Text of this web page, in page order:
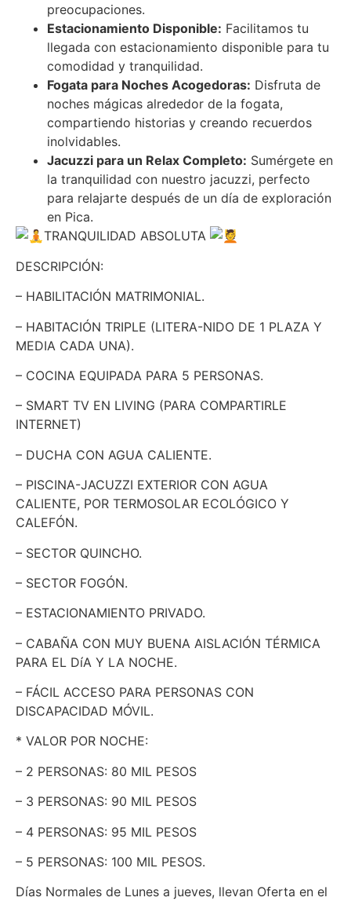
preocupaciones.
Estacionamiento Disponible: Facilitamos tu
llegada con estacionamiento disponible para tu
comodidad y tranquilidad.
Fogata para Noches Acogedoras: Disfruta de
noches mágicas alrededor de la fogata,
compartiendo historias y creando recuerdos
inolvidables.
Jacuzzi para un Relax Completo: Sumérgete en
la tranquilidad con nuestro jacuzzi, perfecto
para relajarte después de un día de exploración
en Pica.
TRANQUILIDAD ABSOLUTA
DESCRIPCIÓN:
– HABILITACIÓN MATRIMONIAL.
– HABITACIÓN TRIPLE (LITERA-NIDO DE 1 PLAZA Y
MEDIA CADA UNA).
– COCINA EQUIPADA PARA 5 PERSONAS.
– SMART TV EN LIVING (PARA COMPARTIRLE
INTERNET)
– DUCHA CON AGUA CALIENTE.
– PISCINA-JACUZZI EXTERIOR CON AGUA
CALIENTE, POR TERMOSOLAR ECOLÓGICO Y
CALEFÓN.
– SECTOR QUINCHO.
– SECTOR FOGÓN.
– ESTACIONAMIENTO PRIVADO.
– CABAÑA CON MUY BUENA AISLACIÓN TÉRMICA
PARA EL DíA Y LA NOCHE.
– FÁCIL ACCESO PARA PERSONAS CON
DISCAPACIDAD MÓVIL.
* VALOR POR NOCHE:
– 2 PERSONAS: 80 MIL PESOS
– 3 PERSONAS: 90 MIL PESOS
– 4 PERSONAS: 95 MIL PESOS
– 5 PERSONAS: 100 MIL PESOS.
Días Normales de Lunes a jueves, llevan Oferta en el